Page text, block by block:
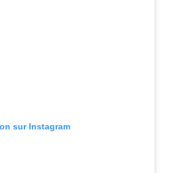
sur Instagram